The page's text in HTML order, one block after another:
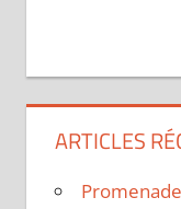
ARTICLES